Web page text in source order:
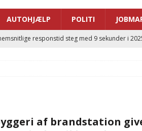
AUTOHJÆLP POLITI
responstid steg med 9 sekunder i
lidt længere tid på at komme af sted i 2025
af brandstation